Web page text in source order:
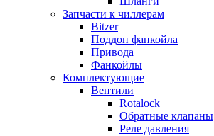
Запчасти к чиллерам
Bitzer
Поддон фанкойла
Привода
Фанкойлы
Комплектующие
Вентили
Rotalock
Обратные клапаны
Реле давления